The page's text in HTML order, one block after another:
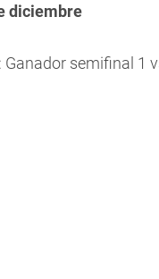
diciembre
Ganador semifinal 1